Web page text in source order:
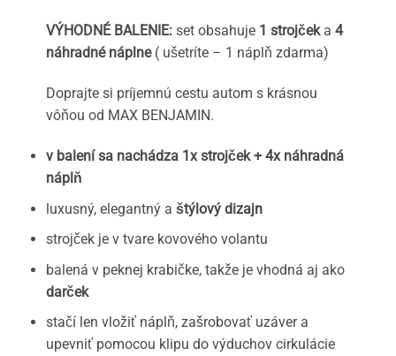
VÝHODNÉ BALENIE: set obsahuje 1 strojčeka 4
náhradné náplne( ušetríte – 1 náplň zdarma)
Doprajte si príjemnú cestu autom s krásnou
vôňou od MAX BENJAMIN.
v balení sa nachádza 1x strojček + 4x náhradná
náplň
luxusný, elegantný a štýlový dizajn
strojček je v tvare kovového volantu
balená v peknej krabičke, takže je vhodná aj ako
darček
stačí len vložiť náplň, zašrobovať uzáver a
upevniť pomocou klipu do výduchov cirkulácie